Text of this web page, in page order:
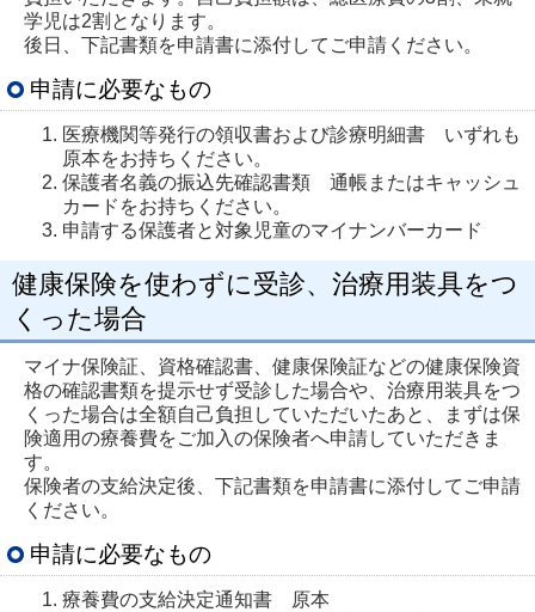
学児は2割となります。
後日、下記書類を申請書に添付してご申請ください。
申請に必要なもの
医療機関等発行の領収書および診療明細書 いずれも
原本をお持ちください。
保護者名義の振込先確認書類 通帳またはキャッシュ
カードをお持ちください。
申請する保護者と対象児童のマイナンバーカード
健康保険を使わずに受診、治療用装具をつ
くった場合
マイナ保険証、資格確認書、健康保険証などの健康保険資
格の確認書類を提示せず受診した場合や、治療用装具をつ
くった場合は全額自己負担していただいたあと、まずは保
険適用の療養費をご加入の保険者へ申請していただきま
す。
保険者の支給決定後、下記書類を申請書に添付してご申請
ください。
申請に必要なもの
療養費の支給決定通知書 原本